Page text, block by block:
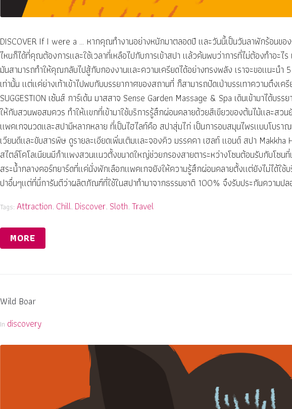
DISCOVER If I were a … หากคุณทำงานอย่างหนักมาตลอดปี และวันนี้เป็นวันลาพักร้อนขอ
ไหนก็ได้ที่คุณต้องการและใช้เวลาที่เหลือไปกับการเข้าสปา แล้วค้นพบว่าการที่ไม่ต้องทำอะไ
มันสามารถทำให้คุณกลับไปสู้กับกองงานและความเครียดได้อย่างทรงพลัง เราจะขอแนะนำ
เท่านั้น แต่แค่ย่างเท้าเข้าไปพบกับบรรยากาศของสถานที่ ก็สามารถปัดเป่าบรรเทาความตึงเค
SUGGESTION เซ้นส์ การ์เด้น มาสสาจ Sense Garden Massage & Spa เดินเข้ามาได้บ
ให้กับสวนพอสมควร ทำให้แขกที่เข้ามาใช้บริการรู้สึกผ่อนคลายด้วยสีเขียวของต้นไม้และสว
แพคเกจนวดและสปามีหลากหลาย ที่เป็นไฮไลท์คือ สปาสุ่มไก่ เป็นการอบสมุนไพรแบบโบร
เวียนดีและขับสารพิษ ดูรายละเอียดเพิ่มเติมและจองคิว มรรคคา เฮลท์ แอนด์ สปา Makkha
สไตล์โคโลเนียนมีกำแพงสวนแนวตั้งขนาดใหญ่ช่วยกรองสายตาระหว่างโซนต้อนรับกับโซน
สระน้ำกลางคอร์ทยาร์ดที่แค่นั่งพักเลือกแพคเกจยังให้ความรู้สึกผ่อนคลายตั้งแต่ยังไม่ได้ใช้
ปาอื่นๆแต่ที่นี่การันตีว่าผลิตภัณฑ์ที่ใช้ในสปาทำมาจากธรรมชาติ 100% จึงรับประกันความปล
Tags: Attraction, Chill, Discover, Sloth, Travel
MORE
Wild Boar
In discovery